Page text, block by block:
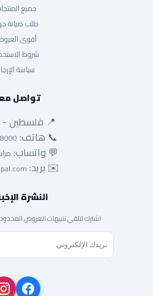
جميع
طلب صيانة
أقوى
شروط
سياسة
تواصل
📍 فلسطين -
📞 هاتف:
💬 واتساب:
✉️ بريد:
النشرة
اشترك لتلقي تنبيهات العروض